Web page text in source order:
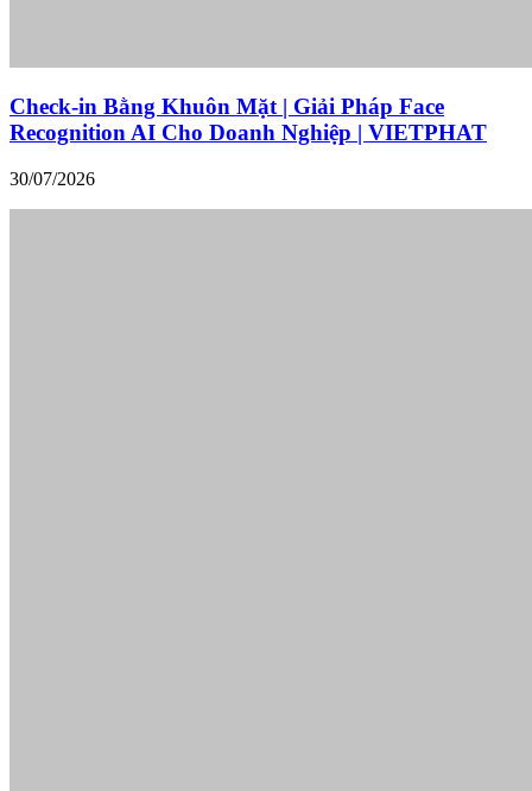
Check-in Bằng Khuôn Mặt | Giải Pháp Face
Recognition AI Cho Doanh Nghiệp | VIETPHAT
30/07/2026